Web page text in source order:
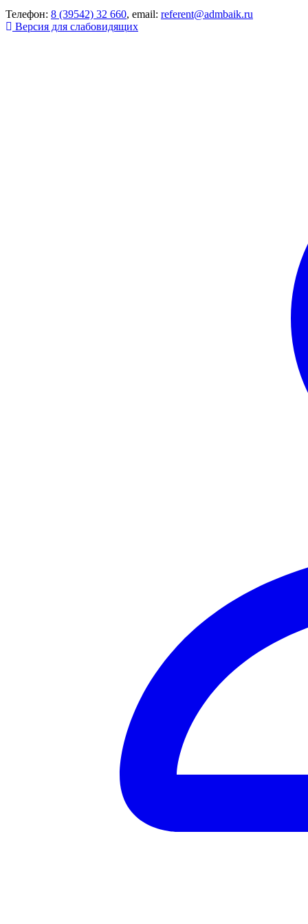
Телефон: 8 (39542) 32 660, email: referent@admbaik.ru
Версия для слабовидящих